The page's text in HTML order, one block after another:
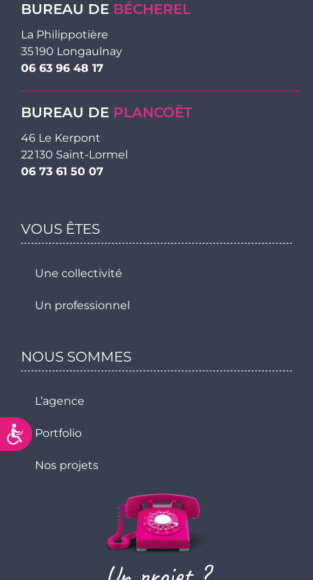
Accessibilité
BUREAU DE BÉCHEREL
La Philippotière
35 190 Longaulnay
06 63 96 48 17
BUREAU DE PLANCOËT
46 Le Kerpont
22 130 Saint-Lormel
06 73 61 50 07
VOUS ÊTES
Une collectivité
Un professionnel
NOUS SOMMES
L’agence
Portfolio
Nos projets